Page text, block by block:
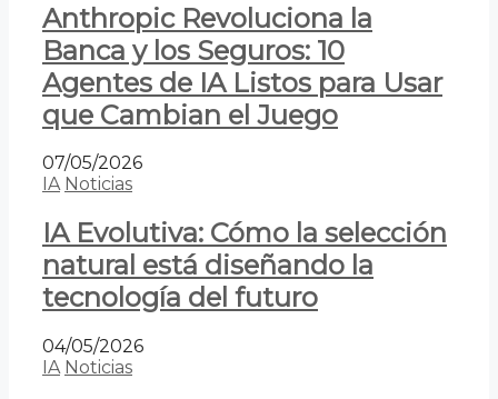
Anthropic Revoluciona la
Banca y los Seguros: 10
Agentes de IA Listos para Usar
que Cambian el Juego
07/05/2026
IA Noticias
IA Evolutiva: Cómo la selección
natural está diseñando la
tecnología del futuro
04/05/2026
IA Noticias